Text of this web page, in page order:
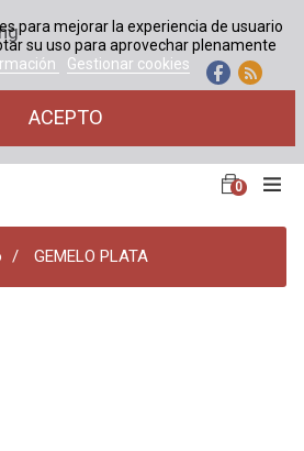
para mejorar la experiencia de usuario
su uso para aprovechar plenamente
Gestionar cookies
ACEPTO
0
GEMELO PLATA